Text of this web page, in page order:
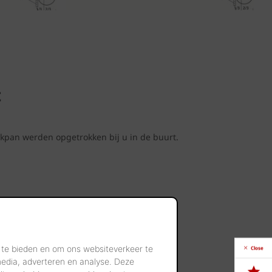
bieden en om ons websiteverkeer te
adverteren en analyse. Deze
werden opgetrokken bij u in de buurt.
Close